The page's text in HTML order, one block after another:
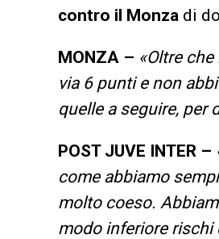
contro il Monza di
MONZA – «Oltre
via 6 punti e non
quelle a seguire, per
POST JUVE INTER –
come abbiamo
molto coeso.
modo inferiore rischi